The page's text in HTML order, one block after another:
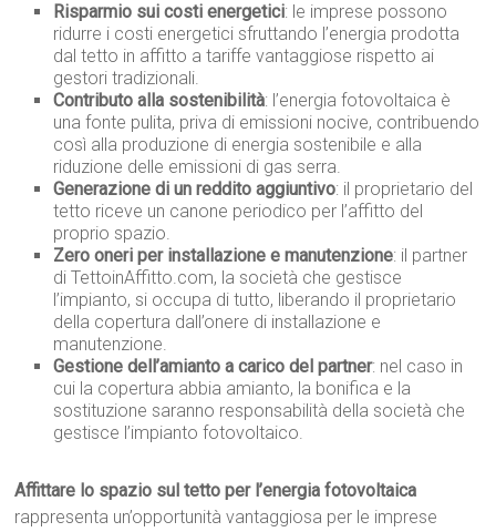
Risparmio sui costi energetici: le imprese possono
ridurre i costi energetici sfruttando l’energia prodotta
dal tetto in affitto a tariffe vantaggiose rispetto ai
gestori tradizionali.
Contributo alla sostenibilità: l’energia fotovoltaica è
una fonte pulita, priva di emissioni nocive, contribuendo
così alla produzione di energia sostenibile e alla
riduzione delle emissioni di gas serra.
Generazione di un reddito aggiuntivo: il proprietario del
tetto riceve un canone periodico per l’affitto del
proprio spazio.
Zero oneri per installazione e manutenzione: il partner
di TettoinAffitto.com, la società che gestisce
l’impianto, si occupa di tutto, liberando il proprietario
della copertura dall’onere di installazione e
manutenzione.
Gestione dell’amianto a carico del partner: nel caso in
cui la copertura abbia amianto, la bonifica e la
sostituzione saranno responsabilità della società che
gestisce l’impianto fotovoltaico.
Affittare lo spazio sul tetto per l’energia fotovoltaica
rappresenta un’opportunità vantaggiosa per le imprese